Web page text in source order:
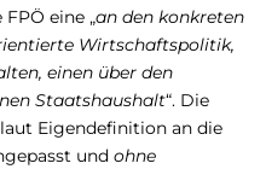
eine „an den konkreten
Wirtschaftspolitik,
einen über den
Staatshaushalt“. Die
Eigendefinition an die
und ohne